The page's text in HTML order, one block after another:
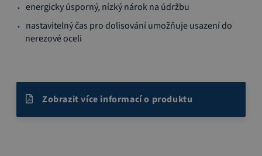
energicky úsporný, nízký nárok na údržbu
nastavitelný čas pro dolisování umožňuje usazení do
nerezové oceli
Zobrazit více informací o produktu